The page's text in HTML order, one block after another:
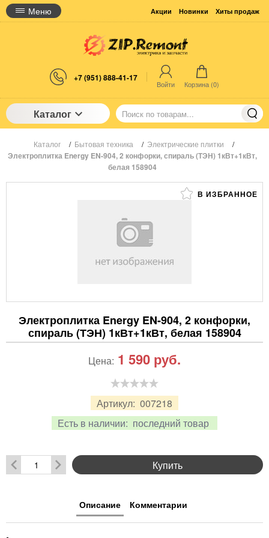
Меню Акции Новинки Хиты продаж
+7 (951) 888-41-17
Войти Корзина (0)
Каталог
Каталог / Бытовая техника / Электрические плитки /
Электроплитка Energy EN-904, 2 конфорки, спираль (ТЭН) 1кВт+1кВт,
белая 158904
В ИЗБРАННОЕ
Электроплитка Energy EN-904, 2 конфорки,
спираль (ТЭН) 1кВт+1кВт, белая 158904
Артикул: 007218
Есть в наличии: последний товар
Цена: 1 590 руб.
Купить
Описание Комментарии